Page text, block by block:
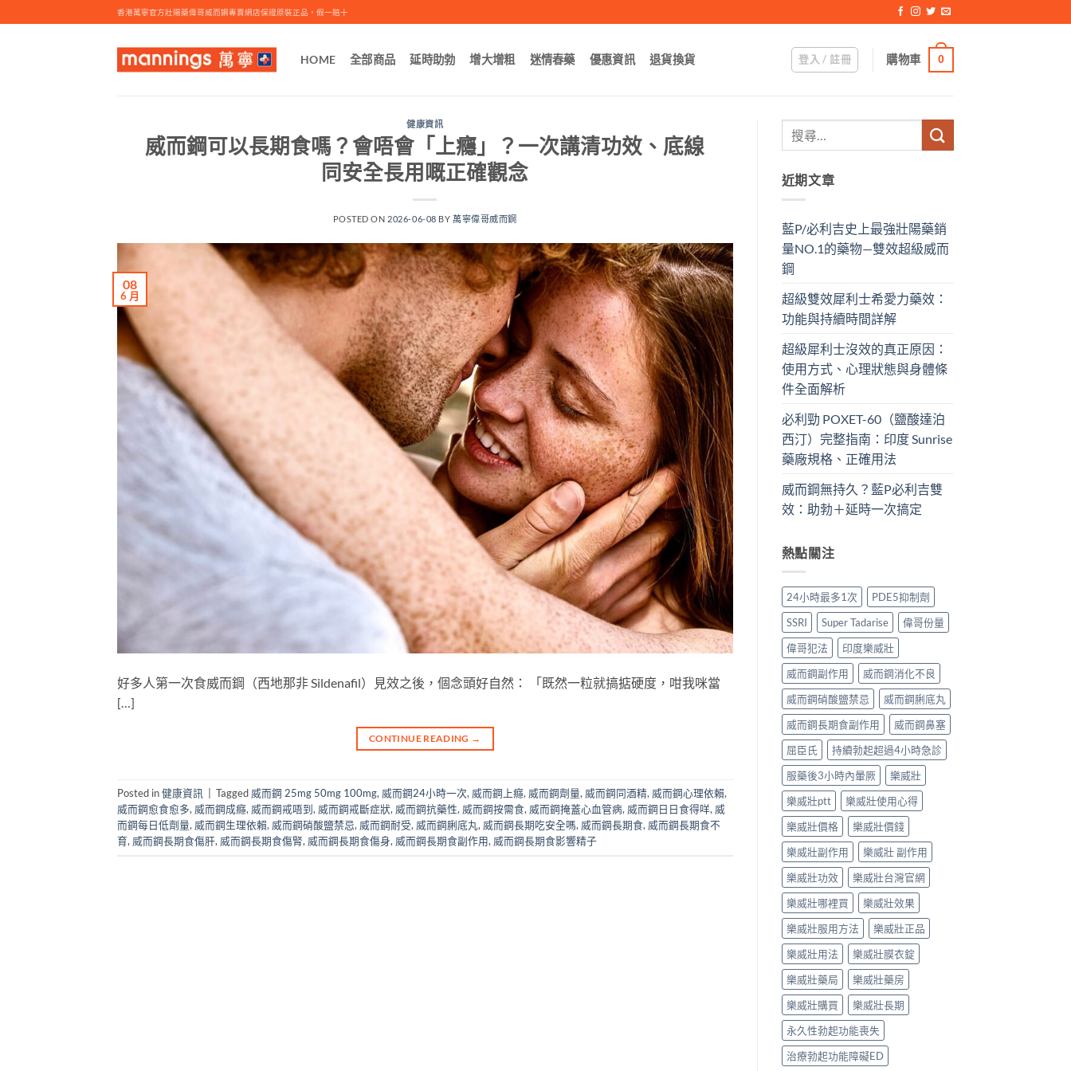
to
香港萬寧官方壯陽藥偉哥威而鋼專賣網店保證原裝正品，假一賠十
HOME 全部商品 延時助勃 增大增粗 迷情春藥 優惠資訊 退貨換貨 登入 / 註冊 購物車 0
健康資訊
威而鋼可以長期食嗎？會唔會「上癮」？一次講清功效、底線
同安全長用嘅正確觀念
POSTED ON 2026-06-08 BY萬寧偉哥威而鋼
08
6 月
好多人第一次食威而鋼（西地那非 Sildenafil）見效之後，個念頭好自然： 「既然一粒就搞掂硬度，咁我咪當
[…]
CONTINUE READING →
Posted in健康資訊 Tagged 威而鋼 25mg 50mg 100mg, 威而鋼24小時一次, 威而鋼上癮, 威而鋼劑量, 威而鋼同酒精, 威而鋼心理依賴,
威而鋼愈食愈多, 威而鋼成癮, 威而鋼戒唔到, 威而鋼戒斷症狀, 威而鋼抗藥性, 威而鋼按需食, 威而鋼掩蓋心血管病, 威而鋼日日食得咩, 威
而鋼每日低劑量, 威而鋼生理依賴, 威而鋼硝酸鹽禁忌, 威而鋼耐受, 威而鋼脷底丸, 威而鋼長期吃安全嗎, 威而鋼長期食, 威而鋼長期食不
育, 威而鋼長期食傷肝, 威而鋼長期食傷腎, 威而鋼長期食傷身, 威而鋼長期食副作用, 威而鋼長期食影響精子
近期文章
藍P/必利吉史上最強壯陽藥銷
量NO.1的藥物—雙效超級威而
鋼
超級雙效犀利士希愛力藥效：
功能與持續時間詳解
超級犀利士沒效的真正原因：
使用方式、心理狀態與身體條
件全面解析
必利勁 POXET-60（鹽酸達泊
西汀）完整指南：印度 Sunrise
藥廠規格、正確用法
威而鋼無持久？藍P必利吉雙
效：助勃＋延時一次搞定
熱點關注
24小時最多1次
PDE5抑制劑
SSRI
Super Tadarise
偉哥份量
偉哥犯法
印度樂威壯
威而鋼副作用
威而鋼消化不良
威而鋼硝酸鹽禁忌
威而鋼脷底丸
威而鋼長期食副作用
威而鋼鼻塞
屈臣氏
持續勃起超過4小時急診
服藥後3小時內暈厥
樂威壯
樂威壯ptt
樂威壯使用心得
樂威壯價格
樂威壯價錢
樂威壯副作用
樂威壯 副作用
樂威壯功效
樂威壯台灣官網
樂威壯哪裡買
樂威壯效果
樂威壯服用方法
樂威壯正品
樂威壯用法
樂威壯膜衣錠
樂威壯藥局
樂威壯藥房
樂威壯購買
樂威壯長期
永久性勃起功能喪失
治療勃起功能障礙ED